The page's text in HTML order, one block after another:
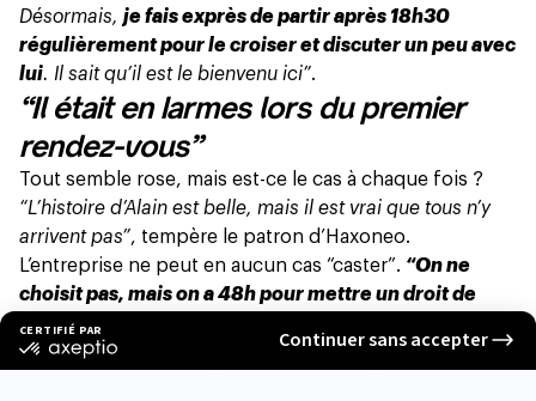
Désormais, je fais exprès de partir après 18h30
régulièrement pour le croiser et discuter un peu avec
lui. Il sait qu’il est le bienvenu ici”.
“Il était en larmes lors du premier
rendez-vous”
Tout semble rose, mais est-ce le cas à chaque fois ?
“L’histoire d’Alain est belle, mais il est vrai que tous n’y
arrivent pas”, tempère le patron d’Haxoneo.
L’entreprise ne peut en aucun cas “caster”. “On ne
choisit pas, mais on a 48h pour mettre un droit de
veto, ça permet aussi de rassurer les entreprises”
explique-t-il avant d’embrayer :“le but n’est pas de